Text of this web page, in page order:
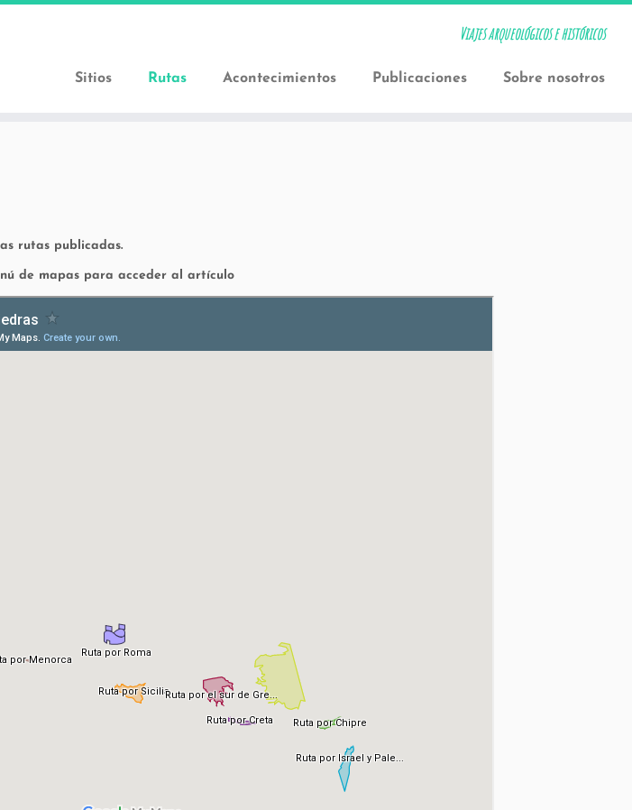
Viajes arqueológicos e históricos
Sitios Rutas Acontecimientos Publicaciones Sobre nosotros
rutas publicadas.
de mapas para acceder al artículo